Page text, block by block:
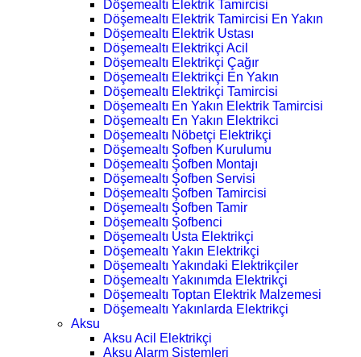
Döşemealtı Elektrik Tamircisi
Döşemealtı Elektrik Tamircisi En Yakın
Döşemealtı Elektrik Ustası
Döşemealtı Elektrikçi Acil
Döşemealtı Elektrikçi Çağır
Döşemealtı Elektrikçi En Yakın
Döşemealtı Elektrikçi Tamircisi
Döşemealtı En Yakın Elektrik Tamircisi
Döşemealtı En Yakın Elektrikci
Döşemealtı Nöbetçi Elektrikçi
Döşemealtı Şofben Kurulumu
Döşemealtı Şofben Montajı
Döşemealtı Şofben Servisi
Döşemealtı Şofben Tamircisi
Döşemealtı Şofben Tamir
Döşemealtı Şofbenci
Döşemealtı Usta Elektrikçi
Döşemealtı Yakın Elektrikçi
Döşemealtı Yakındaki Elektrikçiler
Döşemealtı Yakınımda Elektrikçi
Döşemealtı Toptan Elektrik Malzemesi
Döşemealtı Yakınlarda Elektrikçi
Aksu
Aksu Acil Elektrikçi
Aksu Alarm Sistemleri